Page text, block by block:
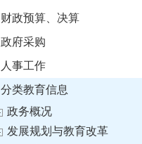
财政预算、决算
政府采购
人事工作
分类教育信息
政务概况
发展规划与教育改革